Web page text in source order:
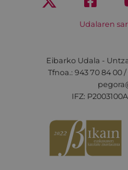
Udalaren
Eibarko Udala -
Tfnoa.: 943 70 84 00 /
IFZ: